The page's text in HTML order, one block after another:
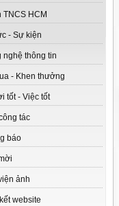
HCM
- Sự kiện
nghệ thông tin
- Khen thưởng
tốt - Việc tốt
tác
báo
ảnh
website